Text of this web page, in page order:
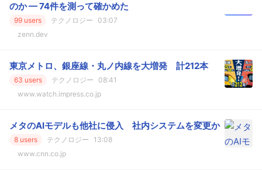
のか — 74件を測って確かめた
99 users テクノロジー
03:07
zenn.dev
東京メトロ、銀座線・丸ノ内線を大増発 計212本
63 users テクノロジー
08:41
www.watch.impress.co.jp
メタのAIモデルも他社に侵入 社内システムを変更か
8 users テクノロジー
13:08
www.cnn.co.jp